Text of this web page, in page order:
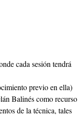
cada sesión tendrá
previo en ella)
Balinés como recurso
de la técnica, tales